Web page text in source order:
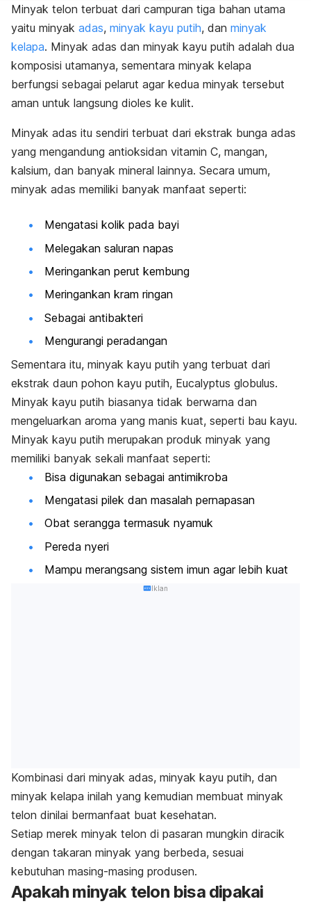
Minyak telon terbuat dari campuran tiga bahan utama
yaitu minyak adas, minyak kayu putih, dan minyak
kelapa. Minyak adas dan minyak kayu putih adalah dua
komposisi utamanya, sementara minyak kelapa
berfungsi sebagai pelarut agar kedua minyak tersebut
aman untuk langsung dioles ke kulit.
Minyak adas itu sendiri terbuat dari ekstrak bunga adas
yang mengandung antioksidan vitamin C, mangan,
kalsium, dan banyak mineral lainnya. Secara umum,
minyak adas memiliki banyak manfaat seperti:
Mengatasi kolik pada bayi
Melegakan saluran napas
Meringankan perut kembung
Meringankan kram ringan
Sebagai antibakteri
Mengurangi peradangan
Sementara itu, minyak kayu putih yang terbuat dari
ekstrak daun pohon kayu putih, Eucalyptus globulus.
Minyak kayu putih biasanya tidak berwarna dan
mengeluarkan aroma yang manis kuat, seperti bau kayu.
Minyak kayu putih merupakan produk minyak yang
memiliki banyak sekali manfaat seperti:
Bisa digunakan sebagai antimikroba
Mengatasi pilek dan masalah pernapasan
Obat serangga termasuk nyamuk
Pereda nyeri
Mampu merangsang sistem imun agar lebih kuat
Iklan
Kombinasi dari minyak adas, minyak kayu putih, dan
minyak kelapa inilah yang kemudian membuat minyak
telon dinilai bermanfaat buat kesehatan.
Setiap merek minyak telon di pasaran mungkin diracik
dengan takaran minyak yang berbeda, sesuai
kebutuhan masing-masing produsen.
Apakah minyak telon bisa dipakai